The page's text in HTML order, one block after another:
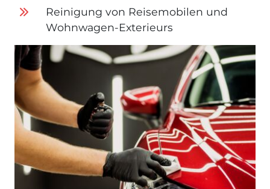
Reinigung von Reisemobilen und
Wohnwagen-Exterieurs